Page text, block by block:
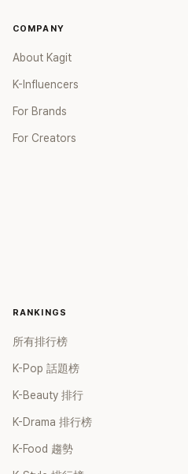
COMPANY
About Kagit
K-Influencers
For Brands
For Creators
RANKINGS
所有排行榜
K-Pop 話題榜
K-Beauty 排行
K-Drama 排行榜
K-Food 趨勢